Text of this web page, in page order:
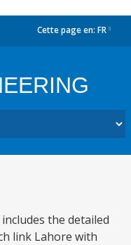
Cette page en: FR
the detailed
link Lahore with